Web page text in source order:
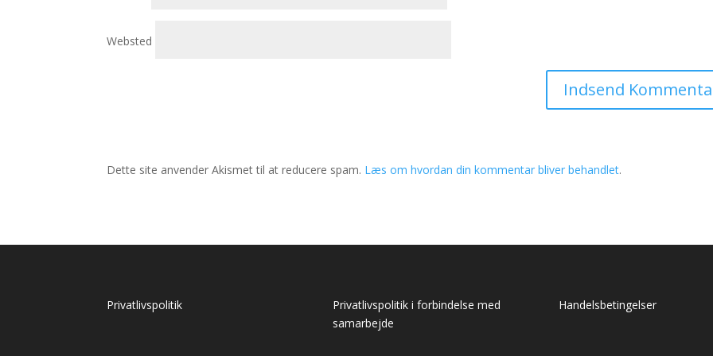
Websted
Dette site anvender Akismet til at reducere spam. Læs om hvordan din kommentar bliver behandlet.
Privatlivspolitik
Privatlivspolitik i forbindelse med
samarbejde
Handelsbetingelser